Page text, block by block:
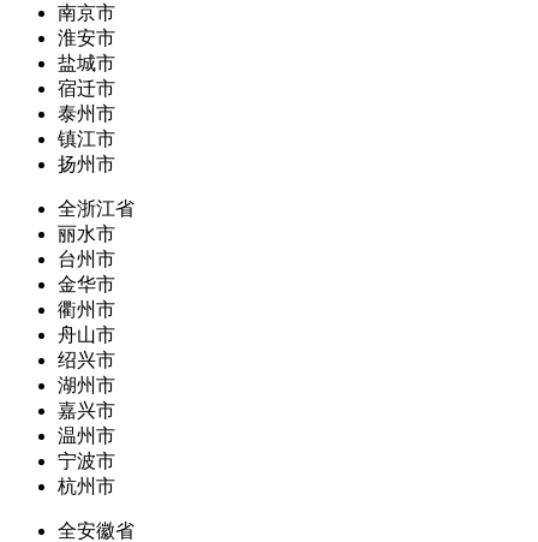
南京市
淮安市
盐城市
宿迁市
泰州市
镇江市
扬州市
全浙江省
丽水市
台州市
金华市
衢州市
舟山市
绍兴市
湖州市
嘉兴市
温州市
宁波市
杭州市
全安徽省